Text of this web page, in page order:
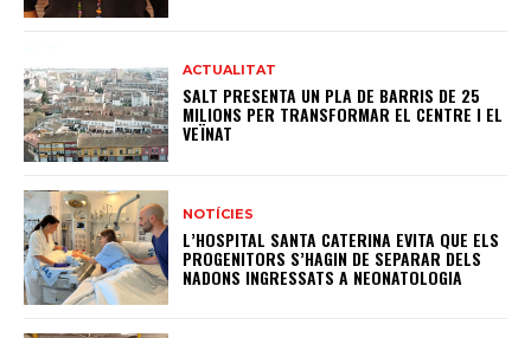
ACTUALITAT
SALT PRESENTA UN PLA DE BARRIS DE 25
MILIONS PER TRANSFORMAR EL CENTRE I EL
VEÏNAT
NOTÍCIES
L’HOSPITAL SANTA CATERINA EVITA QUE ELS
PROGENITORS S’HAGIN DE SEPARAR DELS
NADONS INGRESSATS A NEONATOLOGIA